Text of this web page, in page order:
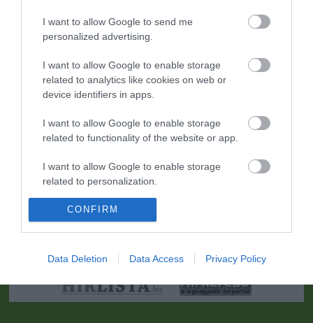
I want to allow Google to send me
personalized advertising.
I want to allow Google to enable storage
related to analytics like cookies on web or
device identifiers in apps.
I want to allow Google to enable storage
related to functionality of the website or app.
I want to allow Google to enable storage
related to personalization.
I want to allow Google to enable storage
related to security, including authentication
user protection.
CONFIRM
Data Deletion Data Access Privacy Policy
Portál szoftver és szerkesztőségi CMS, DMS rendszer:© PortalWare, 2017
Magnum IT Kft.
Médiaajánlat és hirdetési akciók
nyiltakozat•Fórum•Írj Nekünk!•
Partnerek• ma.hu RSS csatornái•